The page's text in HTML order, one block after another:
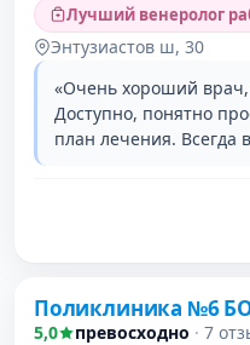
Лучший венеролог
Энтузиастов ш, 30
«Очень хороший
Доступно, понятно
план лечения. Всегда
3
Поликлиника №6
5,0 превосходно · 7